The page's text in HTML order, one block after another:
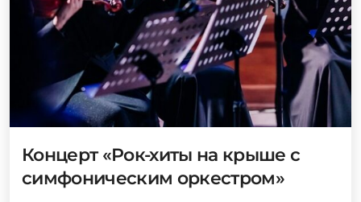
Концерт «Рок-хиты на крыше с
симфоническим оркестром»